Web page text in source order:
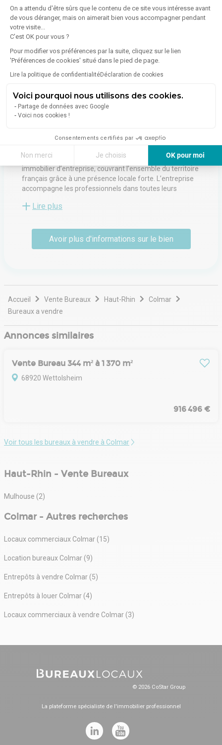
On a attendu d'être sûrs que le contenu de ce site vous intéresse avant
de vous déranger, mais on aimerait bien vous accompagner pendant
votre visite...
C'est OK pour vous ?
Pour modifier vos préférences par la suite, cliquez sur le lien
'Préférences de cookies' situé dans le pied de page.
Lire la politique de confidentialitéDéclaration de cookies
Voici pourquoi nous utilisons des cookies.
Partage de données avec Google
Voici nos cookies !
Consentements certifiés par
Non merci Je choisis
OK pour moi
Axeptio consent
Plateforme de Gestion du Consentement : Personnalisez vos Options
Notre plateforme vous permet d'adapter et de gérer vos paramètres
À propos de l'agence
ARTHUR LOYD MULHOUSE
7 Rue De Lisbonne
Voir toutes les annonces de l'agence
Arthur Loyd est le premier réseau national de conseil en
immobilier d’entreprise, couvrant l’ensemble du territoire
français grâce à une présence locale forte. L’entreprise
accompagne les professionnels dans toutes leurs
locaux d’activités, d’entrepôts, de commerces ou
équipes implantées au plus près des marchés régionaux,
leur connaissance fine des tissus économiques locaux, et
leur capacité à construire des solutions sur mesure.
stratégique de développement.
Lire plus
Avoir plus d'informations sur le bien
Accueil Vente Bureaux Haut-Rhin
Colmar
Bureaux a vendre
Annonces similaires
Vente Bureau 344 m² à 1 370 m²
68920 Wettolsheim
916 496 €
Voir tous les bureaux à vendre à Colmar
Haut-Rhin - Vente Bureaux
Mulhouse (2)
Colmar - Autres recherches
Locaux commerciaux Colmar (15)
Location bureaux Colmar (9)
Entrepôts à vendre Colmar (5)
Entrepôts à louer Colmar (4)
Locaux commerciaux à vendre Colmar (3)
© 2026 CoStar Group
La plateforme spécialiste de l'immobilier professionnel